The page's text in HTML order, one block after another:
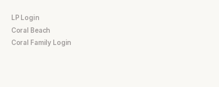
LP Login
Coral Beach
Coral Family Login